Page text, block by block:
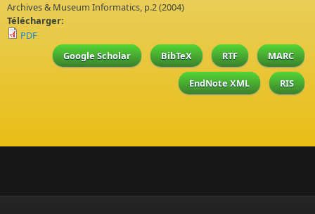
Archives & Museum Informatics, p.2 (2004)
Télécharger:
PDF
Google Scholar
BibTeX RTF MARC
EndNote XML RIS